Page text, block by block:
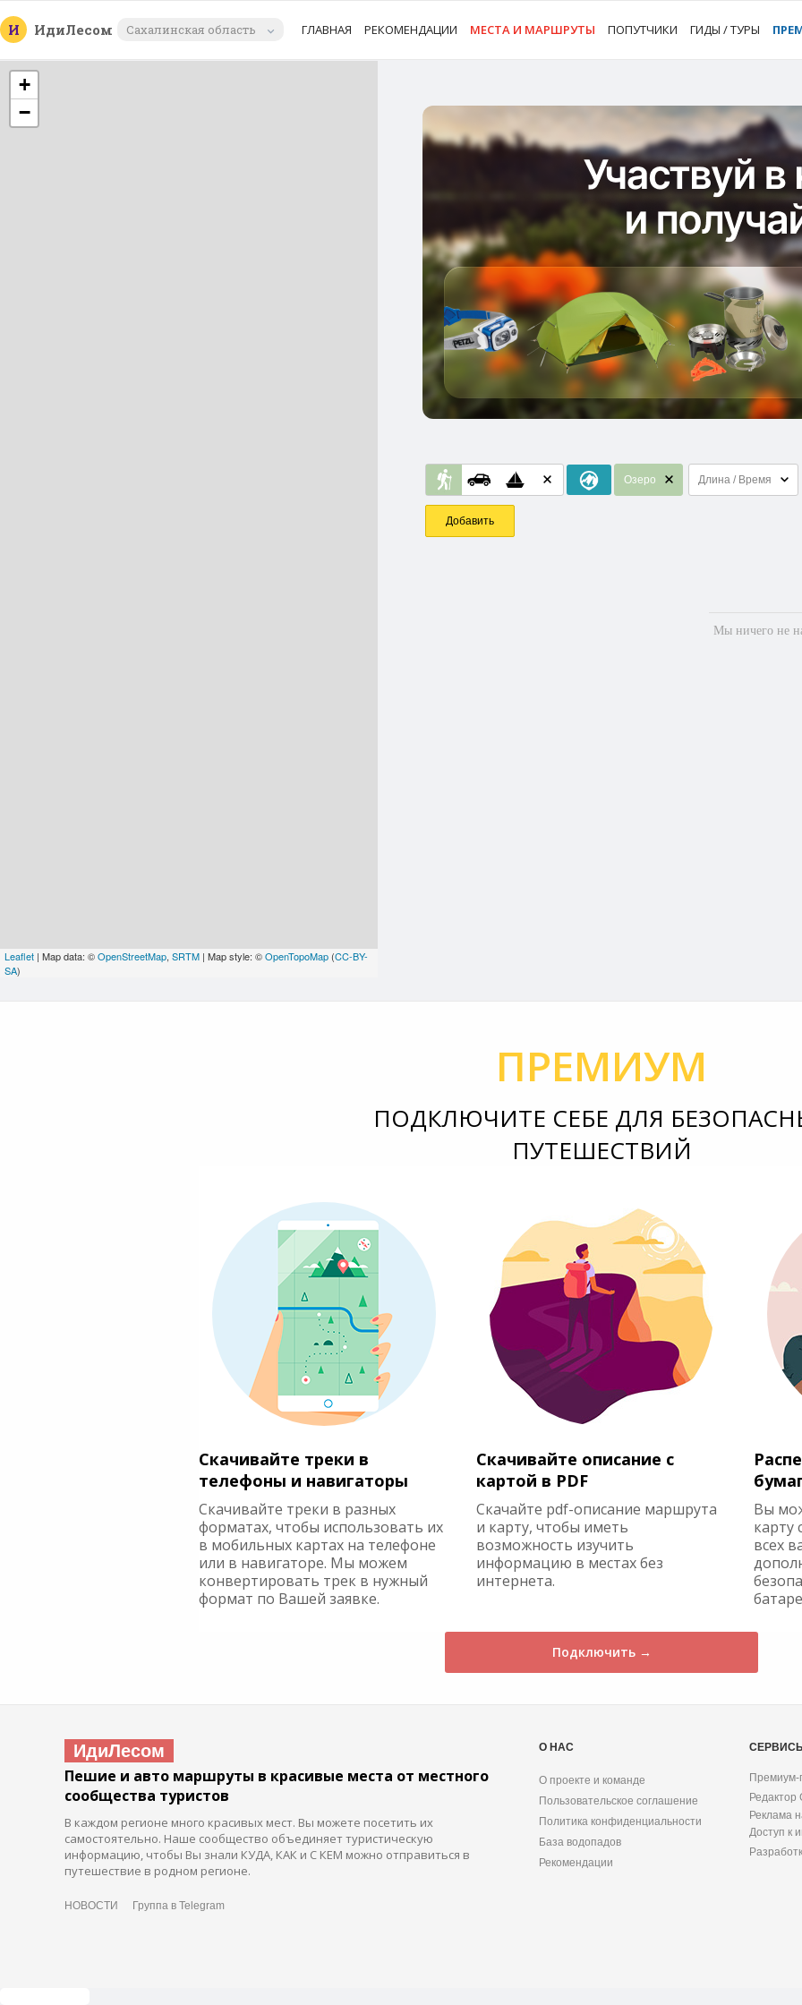
И ИдиЛесом Сахалинская область ГЛАВНАЯ РЕКОМЕНДАЦИИ МЕСТА И МАРШРУТЫ ПОПУТЧИКИ ГИДЫ / ТУРЫ
+
−
Leaflet | Map data: ©OpenStreetMap, SRTM | Map style: ©OpenTopoMap (CC-BY-
SA)
Озеро Длина / Время
Добавить
Мы ничего не
ПРЕМИУМ
ПОДКЛЮЧИТЕ СЕБЕ ДЛЯ
ПУТЕШЕСТВИЙ
Скачивайте треки в
телефоны и навигаторы
Скачивайте треки в разных
форматах, чтобы использовать их
в мобильных картах на телефоне
или в навигаторе. Мы можем
конвертировать трек в нужный
формат по Вашей заявке.
Скачивайте описание с
картой в PDF
Скачайте pdf-описание маршрута
и карту, чтобы иметь
возможность изучить
информацию в местах без
интернета.
Вы
карту
всех
Подключить →
ИдиЛесом
Пешие и авто маршруты в красивые места от местного
сообщества туристов
В каждом регионе много красивых мест. Вы можете посетить их
самостоятельно. Наше сообщество объединяет туристическую
информацию, чтобы Вы знали КУДА, КАК и С КЕМ можно отправиться в
путешествие в родном регионе.
НОВОСТИ Группа в Telegram
О НАС
О проекте и команде
Пользовательское соглашение
Политика конфиденциальности
База водопадов
Рекомендации
Премиум-
Редактор
Реклама
Доступ к